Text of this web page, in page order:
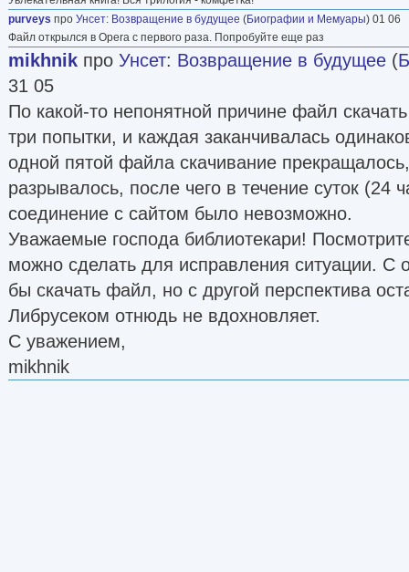
purveys про Унсет: Возвращение в будущее (Биографии и Мемуары) 01 06
Файл открылся в Opera с первого раза. Попробуйте еще раз
mikhnik про Унсет: Возвращение в будущее (
31 05
По какой-то непонятной причине файл
три попытки, и каждая заканчивалась
одной пятой файла скачивание
разрывалось, после чего в течение суток (24
соединение с сайтом было невозможно.
Уважаемые господа библиотекари!
можно сделать для исправления ситуации. С
бы скачать файл, но с другой перспектива
Либрусеком отнюдь не вдохновляет.
С уважением,
mikhnik